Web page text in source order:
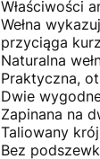
Właściwości
Wełna
przyciąga
Naturalna
Praktyczna,
Dwie
Zapinana na
Taliowany
Bez